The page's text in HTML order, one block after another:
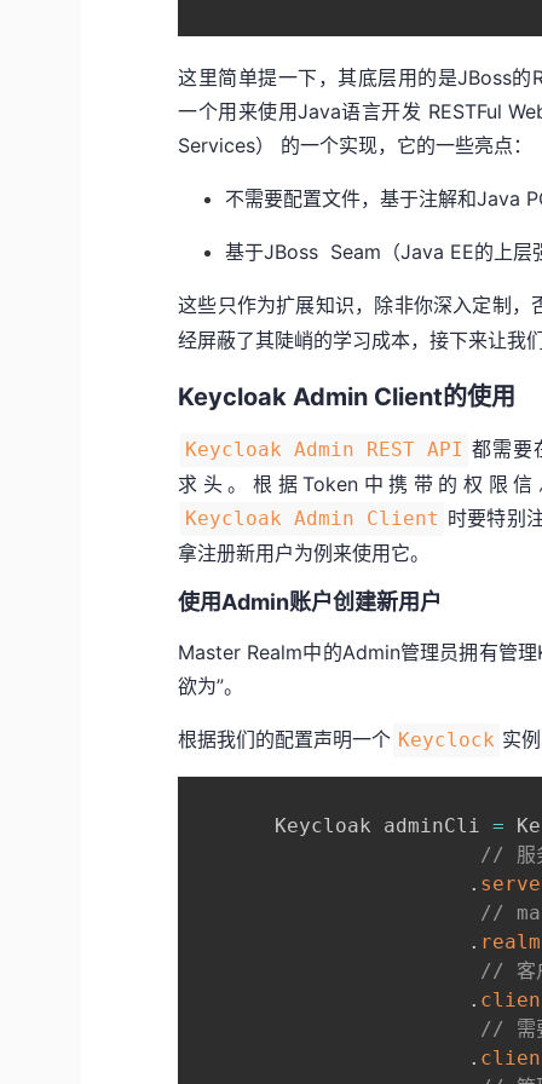
这里简单提一下，其底层用的是JBoss
一个用来使用Java语言开发 RESTFul
Services） 的一个实现，它的一些亮点：
不需要配置文件，基于注解和Java
基于JBoss Seam（Java EE的上层
这些只作为扩展知识，除非你深入定制
经屏蔽了其陡峭的学习成本，接下来让我
Keycloak Admin Client的使用
Keycloak Admin REST API 都需要
求头。根据Token中携带的权限
Keycloak Admin Client 时要特别
拿注册新用户为例来使用它。
使用Admin账户创建新用户
Master Realm中的Admin管理员拥有管
欲为”。
根据我们的配置声明一个 Keyclock 实
       Keycloak adminCli
=
// 服
.
//
. realm
// 客
.
// 需
.